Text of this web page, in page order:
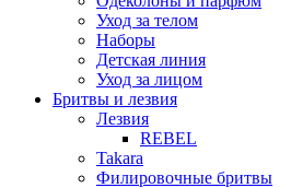
Уход за телом
Наборы
Детская линия
Уход за лицом
Бритвы и лезвия
Лезвия
REBEL
Takara
Филировочные бритвы